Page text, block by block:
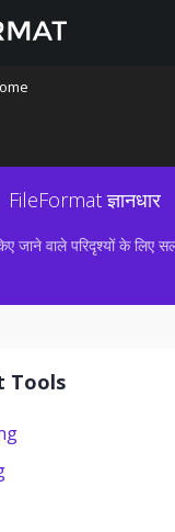
FileFormat ज्ञानधार
जाने वाले परिदृश्यों के लिए
Tools